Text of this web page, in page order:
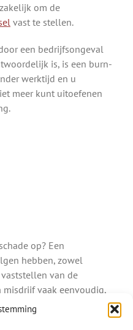
om de
vast te stellen.
een bedrijfsongeval
is, is een burn-
werktijd en u
meer kunt uitoefenen
op? Een
hebben, zowel
van de
vaak eenvoudig,
nog niet gevonden is.